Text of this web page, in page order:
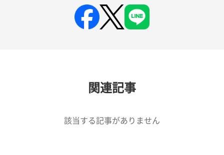
関連記事
該当する記事がありません